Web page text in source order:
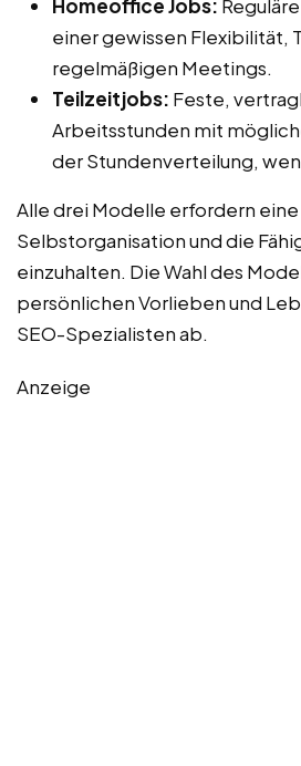
Homeoffice Jobs:
einer gewissen Flexibilität,
regelmäßigen Meetings.
Teilzeitjobs: Feste,
Arbeitsstunden mit
der Stundenverteilung,
Alle drei Modelle erfordern
Selbstorganisation und die
einzuhalten. Die Wahl des
persönlichen Vorlieben und
SEO-Spezialisten ab.
Anzeige